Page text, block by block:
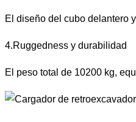
El diseño del cubo delantero
4.Ruggedness y durabilidad
El peso total de 10200 kg,